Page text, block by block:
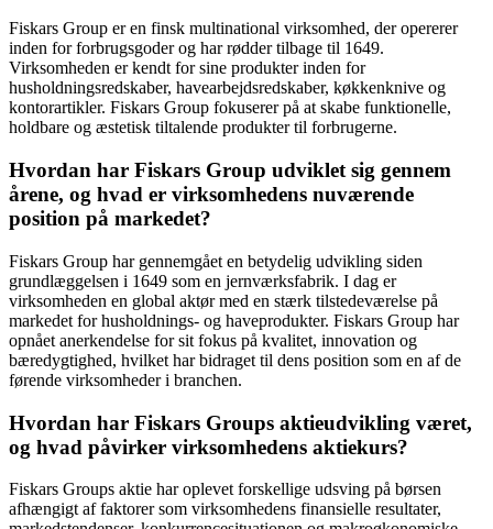
Fiskars Group er en finsk multinational virksomhed, der opererer
inden for forbrugsgoder og har rødder tilbage til 1649.
Virksomheden er kendt for sine produkter inden for
husholdningsredskaber, havearbejdsredskaber, køkkenknive og
kontorartikler. Fiskars Group fokuserer på at skabe funktionelle,
holdbare og æstetisk tiltalende produkter til forbrugerne.
Hvordan har Fiskars Group udviklet sig gennem
årene, og hvad er virksomhedens nuværende
position på markedet?
Fiskars Group har gennemgået en betydelig udvikling siden
grundlæggelsen i 1649 som en jernværksfabrik. I dag er
virksomheden en global aktør med en stærk tilstedeværelse på
markedet for husholdnings- og haveprodukter. Fiskars Group har
opnået anerkendelse for sit fokus på kvalitet, innovation og
bæredygtighed, hvilket har bidraget til dens position som en af de
førende virksomheder i branchen.
Hvordan har Fiskars Groups aktieudvikling været,
og hvad påvirker virksomhedens aktiekurs?
Fiskars Groups aktie har oplevet forskellige udsving på børsen
afhængigt af faktorer som virksomhedens finansielle resultater,